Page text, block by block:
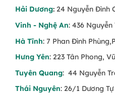
nhà riêng đúng thời
Gửi ảnh mẫu trước
chia buồn miễn phí
Cam kết thiết kế
Hải Dương: 24 Nguyễn Đình
Vinh - Nghệ An: 436
Hà Tĩnh: 7 Phan Đình
Hưng Yên: 223 Tân Phong,
Tuyên Quang: 44 Nguyễn
Thái Nguyên: 26/1 Dương